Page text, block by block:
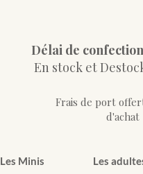
Délai de
En stock et
Frais de port
d'achat
Les Minis Les